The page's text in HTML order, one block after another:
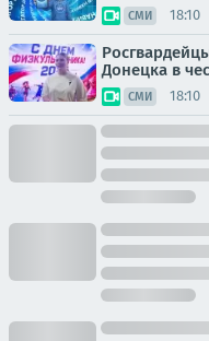
СМИ 18:10
Донецка в
СМИ 18:10